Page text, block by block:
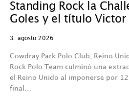
Standing Rock la
Goles y el título Victor
3. agosto 2026
Cowdray Park Polo Club, Reino
Rock Polo Team culminó una
el Reino Unido al imponerse por
final…